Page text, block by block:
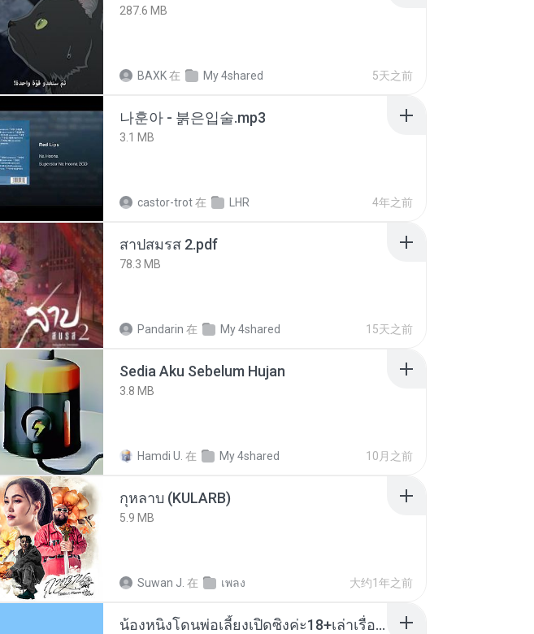
287.6 MB
BAXK在 My 4shared 5天之前
나훈아 - 붉은입술.mp3
3.1 MB
castor-trot在 LHR 4年之前
สาปสมรส 2.pdf
78.3 MB
Pandarin 在 My 4shared 15天之前
Sedia Aku Sebelum Hujan
3.8 MB
Hamdi U. 在 My 4shared 10月之前
กุหลาบ (KULARB)
5.9 MB
Suwan J. 在 เพลง 大约1年之前
น้องหนิงโดนพ่อเลี้ยงเปิดซิงค่ะ18+เล่าเรื่องเสียว.mp3